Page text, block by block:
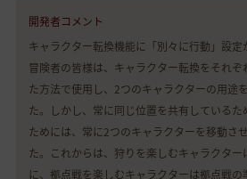
開発者コメント
キャラクター転換機能に「別々に行動」設
冒険者の皆様は、キャラクター転換をそれぞ
た方法で使用し、2つのキャラクターの用途
た。しかし、常に同じ位置を共有している
ためには、常に2つのキャラクターを移動さ
た。これからは、狩りを楽しむキャラクタ
に、拠点戦を楽しむキャラクターは拠点戦